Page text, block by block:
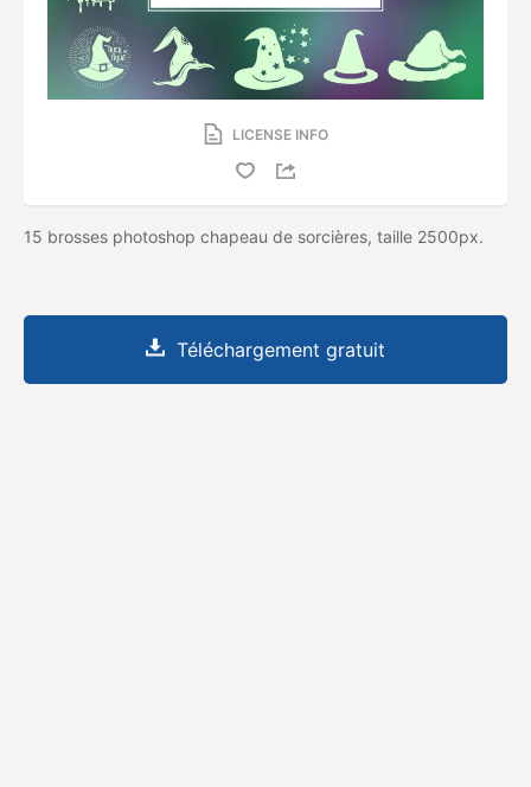
LICENSE INFO
15 brosses photoshop chapeau de sorcières, taille 2500px.
Téléchargement gratuit